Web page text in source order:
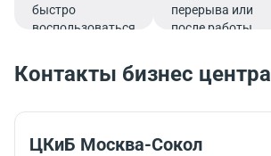
быстро
воспользоваться
перерыва или
после работы.
Контакты бизнес центра
ЦКиБ Москва-Сокол